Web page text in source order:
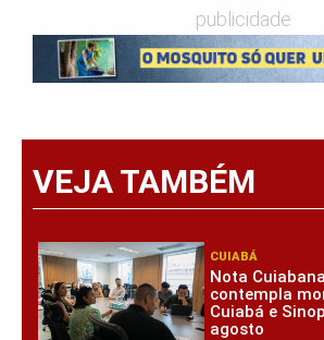
publicidade
VEJA TAMBÉM
CUIABÁ
Nota
contempla
Cuiabá e
agosto